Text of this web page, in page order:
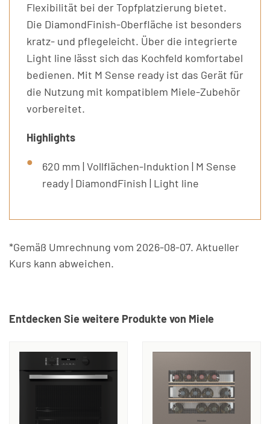
Flexibilität bei der Topfplatzierung bietet.
Die DiamondFinish-Oberfläche ist besonders
kratz- und pflegeleicht. Über die integrierte
Light line lässt sich das Kochfeld komfortabel
bedienen. Mit M Sense ready ist das Gerät für
die Nutzung mit kompatiblem Miele-Zubehör
vorbereitet.
Highlights
620 mm | Vollflächen-Induktion | M Sense
ready | DiamondFinish | Light line
*Gemäß Umrechnung vom 2026-08-07. Aktueller
Kurs kann abweichen.
Entdecken Sie weitere Produkte von Miele